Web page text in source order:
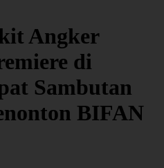
Angker
di
Sambutan
BIFAN